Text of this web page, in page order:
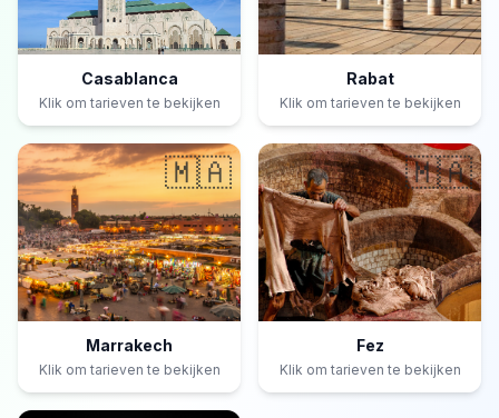
Casablanca
Klik om tarieven te bekijken
Rabat
Klik om tarieven te bekijken
🇲🇦
Marrakech
Klik om tarieven te bekijken
🇲🇦
Fez
Klik om tarieven te bekijken